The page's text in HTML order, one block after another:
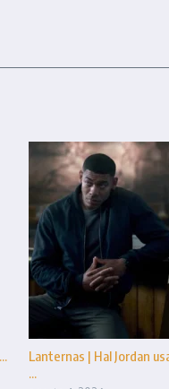
Lanternas | Hal Jordan